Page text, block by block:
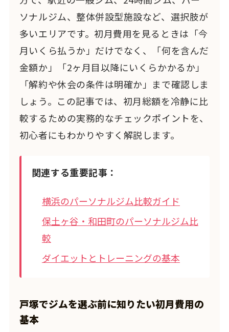
ソナルジム、整体併設型施設など、選択肢が
多いエリアです。初月費用を見るときは「今
月いくら払うか」だけでなく、「何を含んだ
金額か」「2ヶ月目以降にいくらかかるか」
「解約や休会の条件は明確か」まで確認しま
しょう。この記事では、初月総額を冷静に比
較するための実務的なチェックポイントを、
初心者にもわかりやすく解説します。
関連する重要記事：
横浜のパーソナルジム比較ガイド
保土ヶ谷・和田町のパーソナルジム比
較
ダイエットとトレーニングの基本
戸塚でジムを選ぶ前に知りたい初月費用の
基本